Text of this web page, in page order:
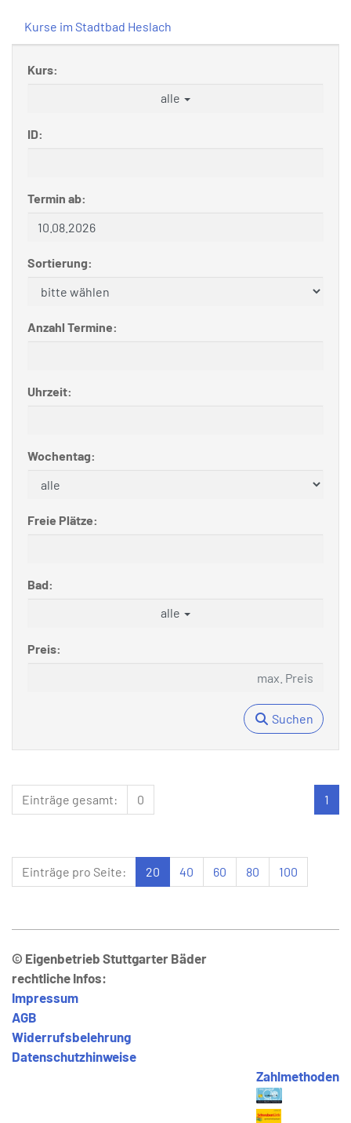
Kurse im Stadtbad Heslach
Kurs:
alle
ID:
Termin ab:
Sortierung:
Anzahl Termine:
Uhrzeit:
Wochentag:
Freie Plätze:
Bad:
alle
Preis:
Suchen
1
Einträge gesamt: 0
Einträge pro Seite: 20 40 60 80 100
© Eigenbetrieb Stuttgarter Bäder
rechtliche Infos:
Impressum
AGB
Widerrufsbelehrung
Datenschutzhinweise
Zahlmethoden